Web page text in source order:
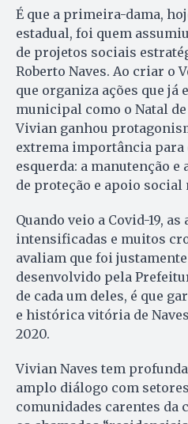
É que a primeira-dama,
estadual, foi quem
de projetos sociais
Roberto Naves. Ao criar o
que organiza ações que já
municipal como o Natal
Vivian ganhou
extrema importância para
esquerda: a manutenção e
de proteção e apoio social
Quando veio a Covid-19,
intensificadas e muitos
avaliam que foi
desenvolvido pela
de cada um deles, é que
e histórica vitória de
2020.
Vivian Naves tem
amplo diálogo com
comunidades carentes da